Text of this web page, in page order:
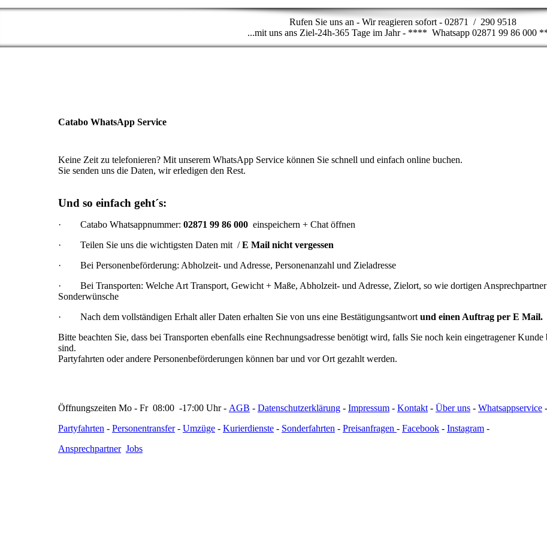
Rufen Sie uns an - Wir reagieren sofort - 02871 / 290 9518
...mit uns ans Ziel-24h-365 Tage im Jahr - **** Whatsapp 02871 99 86 000
Catabo WhatsApp Service
Keine Zeit zu telefonieren? Mit unserem WhatsApp Service können Sie schnell und einfach online buchen.
Sie senden uns die Daten, wir erledigen den Rest.
Und so einfach geht´s:
· Catabo Whatsappnummer: 02871 99 86 000 einspeichern + Chat öffnen
· Teilen Sie uns die wichtigsten Daten mit /E Mail nicht vergessen
· Bei Personenbeförderung: Abholzeit- und Adresse, Personenanzahl und Zieladresse
· Bei Transporten: Welche Art Transport, Gewicht + Maße, Abholzeit- und Adresse, Zielort, so wie dortigen
Sonderwünsche
· Nach dem vollständigen Erhalt aller Daten erhalten Sie von uns eine Bestätigungsantwort und einen Auftrag per E Mail.
Bitte beachten Sie, dass bei Transporten ebenfalls eine Rechnungsadresse benötigt wird, falls Sie noch kein eingetragener Kunde
sind.
Partyfahrten oder andere Personenbeförderungen können bar und vor Ort gezahlt werden.
Öffnungszeiten Mo - Fr 08:00 -17:00 Uhr - AGB - Datenschutzerklärung - Impressum - Kontakt - Über uns - Whatsappservice -
Partyfahrten - Personentransfer- Umzüge - Kurierdienste - Sonderfahrten - Preisanfragen - Facebook - Instagram -
Ansprechpartner Jobs